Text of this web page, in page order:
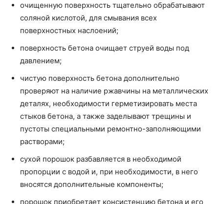
очищенную поверхность тщательно обрабатывают
соляной кислотой, для смывания всех
поверхностных наслоений;
поверхность бетона очищает струей воды под
давлением;
чистую поверхность бетона дополнительно
проверяют на наличие ржавчины на металлических
деталях, необходимости герметизировать места
стыков бетона, а также заделывают трещины и
пустоты специальными ремонтно-заполняющими
растворами;
сухой порошок разбавляется в необходимой
пропорции с водой и, при необходимости, в него
вносятся дополнительные компоненты;
порошок приобретает консистенцию бетона и его